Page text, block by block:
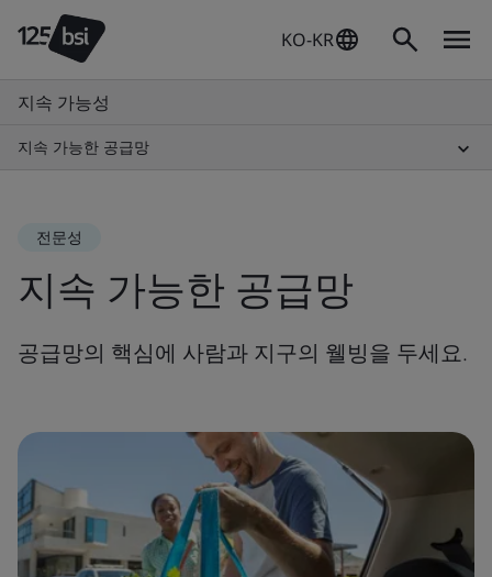
KO-KR
지속 가능성
지속 가능한 공급망
전문성
지속 가능한 공급망
공급망의 핵심에 사람과 지구의 웰빙을 두세요.